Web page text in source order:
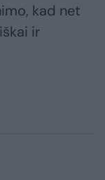
kad net
ir